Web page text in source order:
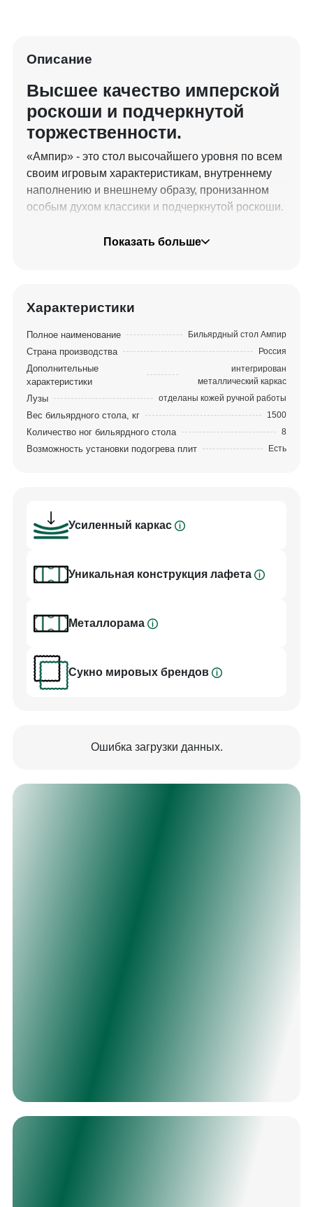
Описание
Высшее качество имперской
роскоши и подчеркнутой
торжественности.
«Ампир» - это стол высочайшего уровня по всем
своим игровым характеристикам, внутреннему
наполнению и внешнему образу, пронизанном
особым духом классики и подчеркнутой роскоши.
характеристики, передовые технологии
Эксклюзивная металлическая
несущая рама
В конструкции стола используется уникальная
разработка Фабрики «Старт» –
эксклюзивная
металлическая рама
. Такой конструкторский
прием обеспечивает непревзойденную жесткость
и высокие игровые качества бильярдного стола.
Металлический каркас интегрируется в дерево и
У столов с металлическим каркасом идеальный
неподвижность конструкции на протяжении всего
срока эксплуатации, тем самым позволяя
шара.
не позволяет дереву деформироваться под
влиянием перепадов влажности и температуры,
Показать больше
Характеристики
Полное наименование Бильярдный стол Ампир
Страна производства Россия
Дополнительные
характеристики
интегрирован
металлический каркас
Лузы отделаны кожей ручной работы
Вес бильярдного стола, кг 1500
Количество ног бильярдного стола 8
Возможность установки подогрева плит Есть
Усиленный каркас
Уникальная конструкция лафета
Металлорама
Сукно мировых брендов
Ошибка загрузки данных.